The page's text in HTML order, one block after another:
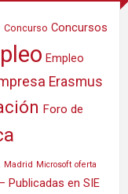
Concurso Concursos
Empleo
Erasmus
Foro de
Madrid Microsoft oferta
Publicadas en SIE